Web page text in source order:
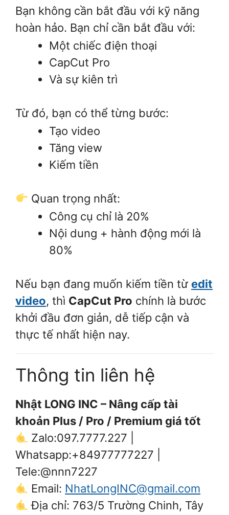
Bạn không cần bắt đầu với kỹ năng
hoàn hảo. Bạn chỉ cần bắt đầu với:
Một chiếc điện thoại
CapCut Pro
Và sự kiên trì
Từ đó, bạn có thể từng bước:
Tạo video
Tăng view
Kiếm tiền
Quan trọng nhất:
Công cụ chỉ là 20%
Nội dung + hành động mới là
80%
Nếu bạn đang muốn kiếm tiền từ edit
video, thì CapCut Pro chính là bước
khởi đầu đơn giản, dễ tiếp cận và
thực tế nhất hiện nay.
Thông tin liên hệ
Nhật LONG INC – Nâng cấp tài
khoản Plus / Pro / Premium giá tốt
Zalo:097.7777.227 |
Whatsapp:+84977777227 |
Tele:@nnn7227
Email: NhatLongINC@gmail.com
Địa chỉ: 763/5 Trường Chinh, Tây